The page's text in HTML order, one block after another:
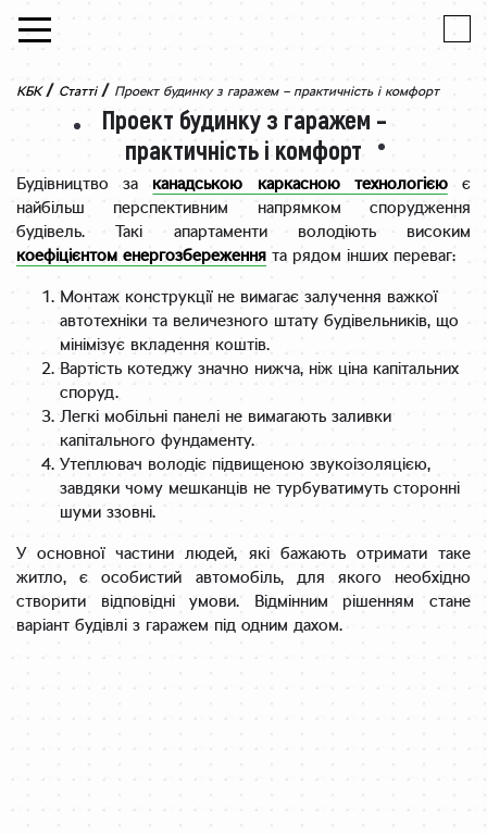
Skip to content
КБК / Статті / Проект будинку з гаражем – практичність і комфорт
Проект будинку з гаражем –
практичність і комфорт
Будівництво за канадською каркасною технологієює
найбільш перспективним напрямком спорудження
будівель. Такі апартаменти володіють високим
коефіцієнтом енергозбереження та рядом інших переваг:
Монтаж конструкції не вимагає залучення важкої
автотехніки та величезного штату будівельників, що
мінімізує вкладення коштів.
Вартість котеджу значно нижча, ніж ціна капітальних
споруд.
Легкі мобільні панелі не вимагають заливки
капітального фундаменту.
Утеплювач володіє підвищеною звукоізоляцією,
завдяки чому мешканців не турбуватимуть сторонні
шуми ззовні.
У основної частини людей, які бажають отримати таке
житло, є особистий автомобіль, для якого необхідно
створити відповідні умови. Відмінним рішенням стане
варіант будівлі з гаражем під одним дахом.